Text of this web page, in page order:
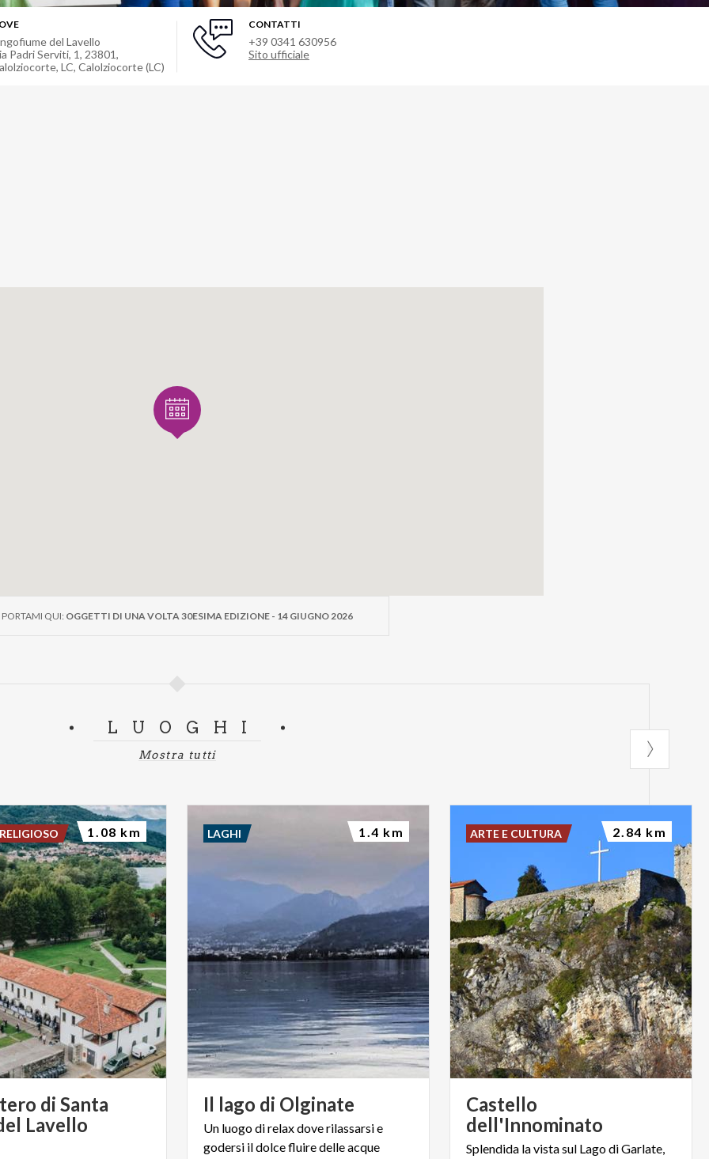
del Lavello
Padri Serviti, 1, 23801,
LC, Calolziocorte (LC)
CONTATTI
+39 0341 630956
Sito ufficiale
PORTAMI QUI: OGGETTI DI UNA VOLTA 30ESIMA EDIZIONE - 14 GIUGNO 2026
LUOGHI
Mostra tutti
di Santa
Lavello
1.08 km
Il lago di Olginate
Un luogodirelaxdoverilassarsie
godersi ildolcefluiredelleacque
LAGHI 1.4 km
Castello
dell'Innominato
Splendida lavistasul LagodiGarlate,
ARTE E CULTURA 2.84 km